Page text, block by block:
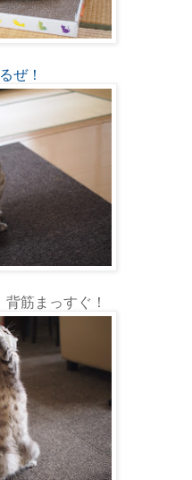
ぜ！
筋まっすぐ！